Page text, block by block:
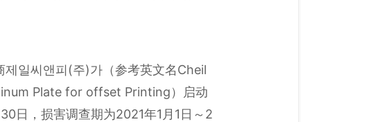
일씨앤피(주)가（参考英文名Cheil
Plate for offset Printing）启动
日，损害调查期为2021年1月1日～2